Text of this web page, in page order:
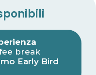
break
Early Bird